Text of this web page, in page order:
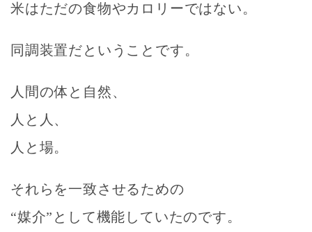
米はただの食物やカロリーではない。
同調装置だということです。
人間の体と自然、
人と人、
人と場。
それらを一致させるための
“媒介”として機能していたのです。